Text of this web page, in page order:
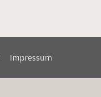
Impressum